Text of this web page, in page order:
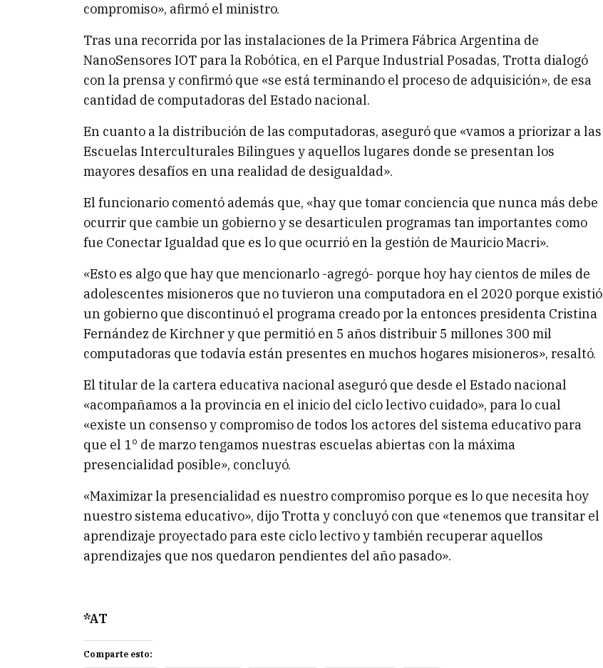
compromiso», afirmó el ministro.
Tras una recorrida por las instalaciones de la Primera Fábrica Argentina de
NanoSensores IOT para la Robótica, en el Parque Industrial Posadas, Trotta dialogó
con la prensa y confirmó que «se está terminando el proceso de adquisición», de esa
cantidad de computadoras del Estado nacional.
En cuanto a la distribución de las computadoras, aseguró que «vamos a priorizar a las
Escuelas Interculturales Bilingues y aquellos lugares donde se presentan los
mayores desafíos en una realidad de desigualdad».
El funcionario comentó además que, «hay que tomar conciencia que nunca más debe
ocurrir que cambie un gobierno y se desarticulen programas tan importantes como
fue Conectar Igualdad que es lo que ocurrió en la gestión de Mauricio Macri».
«Esto es algo que hay que mencionarlo -agregó- porque hoy hay cientos de miles de
adolescentes misioneros que no tuvieron una computadora en el 2020 porque existió
un gobierno que discontinuó el programa creado por la entonces presidenta Cristina
Fernández de Kirchner y que permitió en 5 años distribuir 5 millones 300 mil
computadoras que todavía están presentes en muchos hogares misioneros», resaltó.
El titular de la cartera educativa nacional aseguró que desde el Estado nacional
«acompañamos a la provincia en el inicio del ciclo lectivo cuidado», para lo cual
«existe un consenso y compromiso de todos los actores del sistema educativo para
que el 1° de marzo tengamos nuestras escuelas abiertas con la máxima
presencialidad posible», concluyó.
«Maximizar la presencialidad es nuestro compromiso porque es lo que necesita hoy
nuestro sistema educativo», dijo Trotta y concluyó con que «tenemos que transitar el
aprendizaje proyectado para este ciclo lectivo y también recuperar aquellos
aprendizajes que nos quedaron pendientes del año pasado».
*AT
Comparte esto: